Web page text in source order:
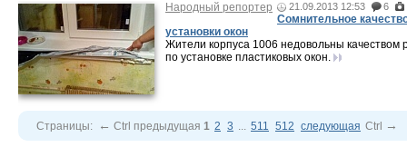
Народный репортер 21.09.2013 12:53 6
Сомнительное
установки окон
Жители корпуса 1006 недовольны качеством
по установке пластиковых окон.
Страницы: ← Ctrl предыдущая 1 2 3 ... 511 512 следующая Ctrl →